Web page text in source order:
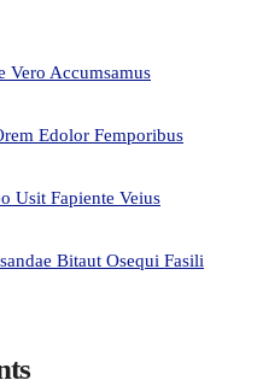
Vero Accumsamus
Edolor Femporibus
Usit Fapiente Veius
Bitaut Osequi Fasili